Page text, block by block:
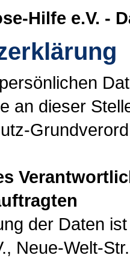
Hilfe e.V. -
an dieser
der Daten
Neue-Welt-